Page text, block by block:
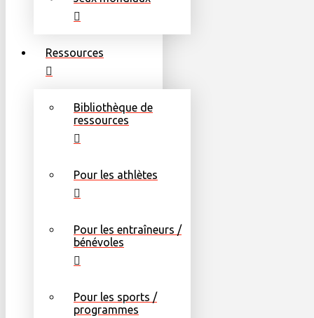
Ressources
Bibliothèque de
ressources
Pour les athlètes
Pour les entraîneurs /
bénévoles
Pour les sports /
programmes